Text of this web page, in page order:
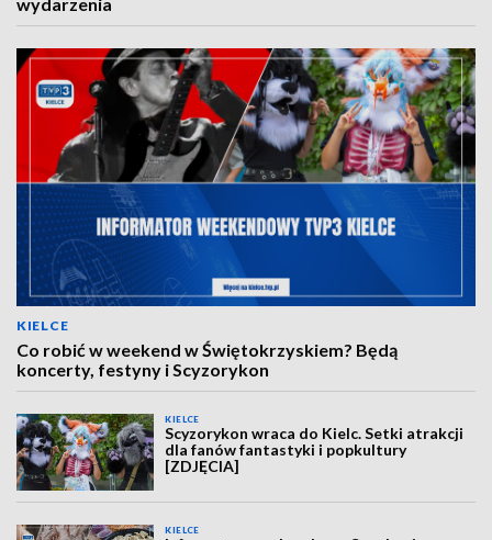
KIELCE
Co robić w weekend w Świętokrzyskiem? Będą
koncerty, festyny i Scyzorykon
KIELCE
Scyzorykon wraca do Kielc. Setki atrakcji
dla fanów fantastyki i popkultury
[ZDJĘCIA]
KIELCE